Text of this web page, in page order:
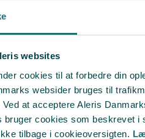
websites
cookies til at forbedre din
websider bruges til
at acceptere Aleris
bruger cookies som beskrevet
tilbage i cookieoversigten.
(ESHRE)
Selskab for Gynækologi og